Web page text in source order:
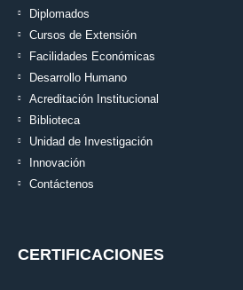
Diplomados
Cursos de Extensión
Facilidades Económicas
Desarrollo Humano
Acreditación Institucional
Biblioteca
Unidad de Investigación
Innovación
Contáctenos
CERTIFICACIONES